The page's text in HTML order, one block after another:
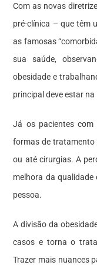
Com as novas
pré-clínica – que têm
as famosas
sua saúde,
obesidade e
principal deve estar
Já os pacientes com
formas de tratamento
ou até cirurgias. A
melhora da
pessoa.
A divisão da
casos e torna o
Trazer mais nuances